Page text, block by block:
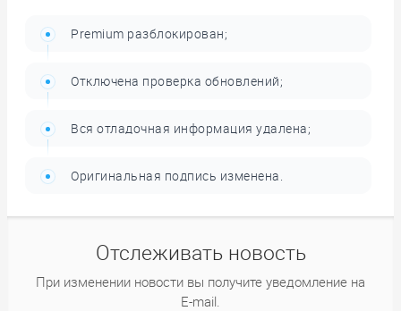
Premium разблокирован;
Отключена проверка обновлений;
Вся отладочная информация удалена;
Оригинальная подпись изменена.
Отслеживать новость
При изменении новости вы получите уведомление на
E-mail.